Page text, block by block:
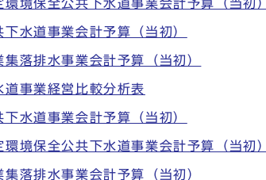
境保全公共下水道事業会計予算（当初）
水道事業会計予算（当初）
落排水事業会計予算（当初）
事業経営比較分析表
水道事業会計予算（当初）
境保全公共下水道事業会計予算（当初）
落排水事業会計予算（当初）